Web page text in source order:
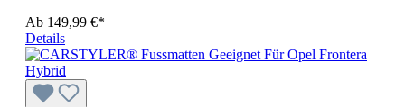
Ab 149,99 €*
Details